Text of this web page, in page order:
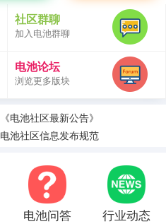
社区群聊
加入电池群聊
电池论坛
浏览更多版块
《电池社区最新公告》
电池社区信息发布规范
电池问答 行业动态